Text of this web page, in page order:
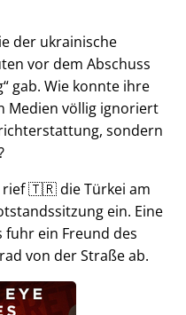
der ukrainische
vor dem Abschuss
gab. Wie konnte ihre
Medien völlig ignoriert
sondern
rief 🇹🇷 die Türkei am
ein. Eine
fuhr ein Freund des
von der Straße ab.